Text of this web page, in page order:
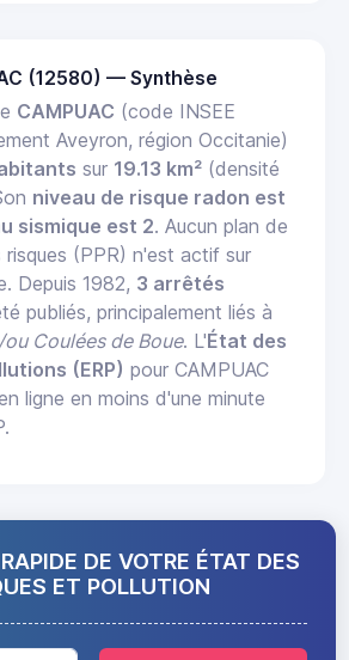
(12580) — Synthèse
CAMPUAC (code INSEE
Aveyron, région Occitanie)
sur 19.13 km² (densité
niveau de risque radon est
sismique est 2. Aucun plan de
(PPR) n'est actif sur
Depuis 1982, 3 arrêtés
publiés, principalement liés à
Coulées de Boue. L'État des
(ERP) pour CAMPUAC
ligne en moins d'une minute
DE VOTRE ÉTAT DES
ET POLLUTION